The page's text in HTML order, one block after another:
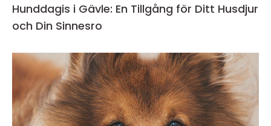
Hunddagis i Gävle: En Tillgång för Ditt Husdjur
och Din Sinnesro